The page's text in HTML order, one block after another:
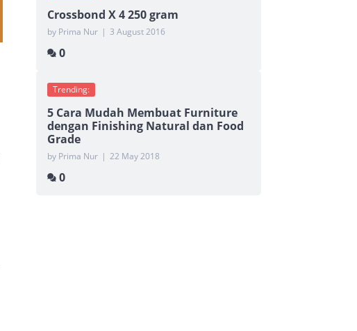
Crossbond X 4 250 gram
by Prima Nur | 3 August 2016
0
Trending:
5 Cara Mudah Membuat Furniture
dengan Finishing Natural dan Food
Grade
by Prima Nur | 22 May 2018
0